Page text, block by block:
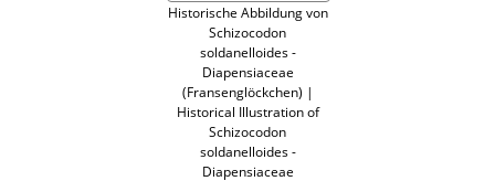
Historische Abbildung von
Schizocodon
soldanelloides -
Diapensiaceae
(Fransenglöckchen) |
Historical Illustration of
Schizocodon
soldanelloides -
Diapensiaceae